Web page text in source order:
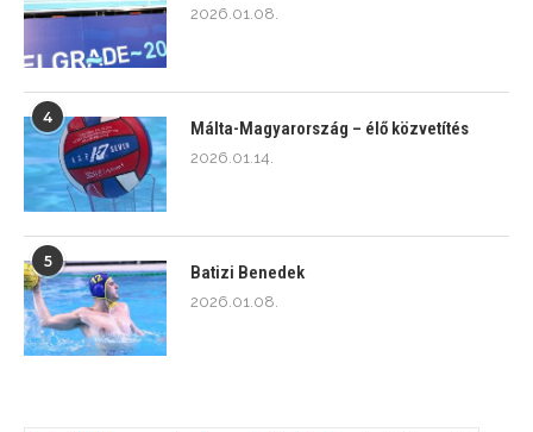
2026.01.08.
4
Málta-Magyarország – élő közvetítés
2026.01.14.
5
Batizi Benedek
2026.01.08.